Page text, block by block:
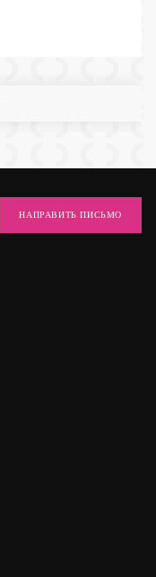
НАПРАВИТЬ ПИСЬМО